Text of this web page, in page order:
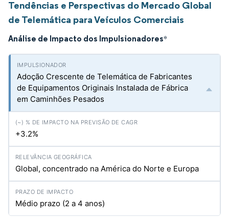
Tendências e Perspectivas do Mercado Global
de Telemática para Veículos Comerciais
Análise de Impacto dos Impulsionadores*
Adoção Crescente de Telemática de Fabricantes
de Equipamentos Originais Instalada de Fábrica
em Caminhões Pesados
+3.2%
Global, concentrado na América do Norte e Europa
Médio prazo (2 a 4 anos)